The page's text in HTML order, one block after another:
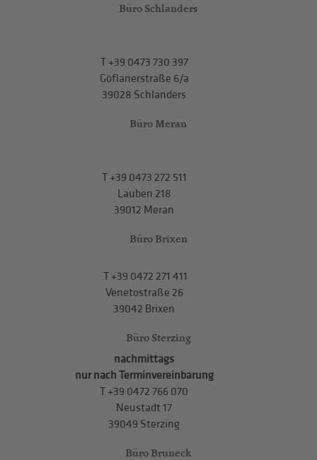
Büro Schlanders
T+39 0473 730 397
Göflanerstraße 6/a
39028 Schlanders
Büro Meran
T+39 0473 272 511
Lauben 218
39012 Meran
Büro Brixen
T+39 0472 271 411
Venetostraße 26
39042 Brixen
Büro Sterzing
nachmittags
nur nach Terminvereinbarung
T +39 0472 766 070
Neustadt 17
39049 Sterzing
Büro Bruneck